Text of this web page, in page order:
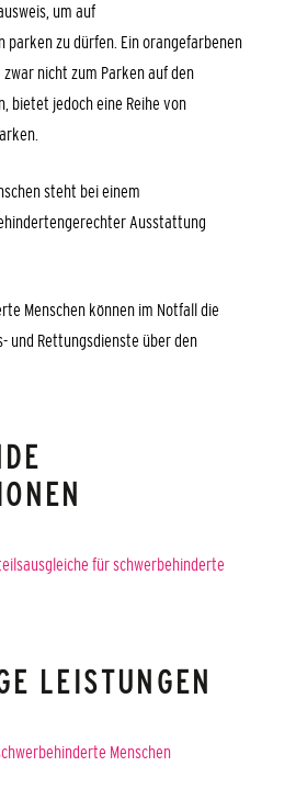
um auf
parken zu dürfen. Ein orangefarbenen
nicht zum Parken auf den
bietet jedoch eine Reihe von
steht bei einem
Ausstattung
Menschen können im Notfall die
und Rettungsdienste über den
für schwerbehinderte
LEISTUNGEN
Menschen